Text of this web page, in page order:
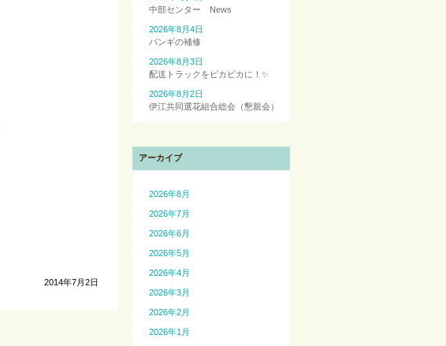
2014年7月2日
中部センター News
2026年8月4日
バンギの補修
2026年8月3日
配送トラックをピカピカに！✨
2026年8月2日
伊江共同選花組合総会（懇親会）
アーカイブ
2026年8月
2026年7月
2026年6月
2026年5月
2026年4月
2026年3月
2026年2月
2026年1月